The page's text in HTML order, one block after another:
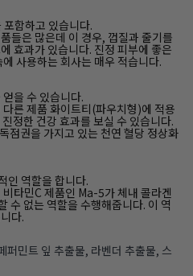
함하고 있습니다.
들은 많은데 이 경우, 껍질과 줄기를
효과가 있습니다. 진정 피부에 좋은
사용하는 회사는 매우 적습니다.
을 수 있습니다.
른 제품 화이트티(파우치형)에 적용
정한 건강 효과를 보실 수 있습니다.
점권을 가지고 있는 천연 혈당 정상화
인 역할을 합니다.
타민C 제품인 Ma-5가 체내 콜라겐
수 없는 역할을 수행해줍니다. 이 역
다.
퍼민트 잎 추출물, 라벤더 추출물, 스